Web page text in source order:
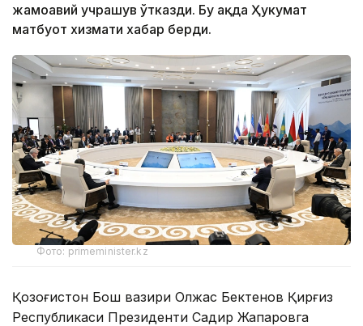
жамоавий учрашув ўтказди. Бу ҳақда Ҳукумат
матбуот хизмати хабар берди.
Фото: primeminister.kz
Қозоғистон Бош вазири Олжас Бектенов Қирғиз
Республикаси Президенти Садир Жапаровга